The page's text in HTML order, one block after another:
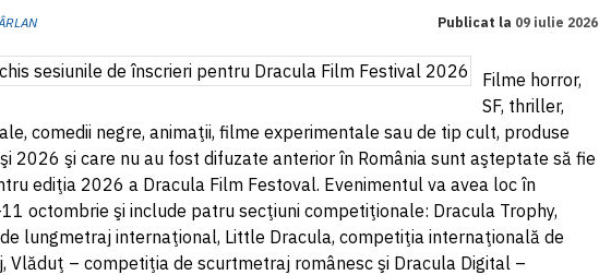
1 MXN= 0.2227 RON
1 NOK= 0.4191 RON
1 PLN= 1.1646 RON
1 RSD
1 RUB= 0.0530 RON
1 SEK = 0.4526 RON
1 TRY= 0.1141 RON
1 UAH
= 0.1048 RON
1 XDR= 5.9383 RON
1 ZAR= 0.2318 RON
Publicat la 09 iulie 2026
Filme horror,
SF, thriller,
comedii negre, animaţii, filme experimentale sau de tip cult, produse
2026 şi care nu au fost difuzate anterior în România sunt aşteptate să fie
ediţia 2026 a Dracula Film Festoval. Evenimentul va avea loc în
octombrie şi include patru secţiuni competiţionale: Dracula Trophy,
lungmetraj internaţional, Little Dracula, competiţia internaţională de
Vlăduţ – competiţia de scurtmetraj românesc şi Dracula Digital –